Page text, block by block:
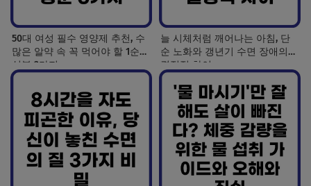
50대 여성 필수 영양제 추천, 수
많은 알약 속 꼭 먹어야 할 1순위
성분 3가지
늘 시체처럼 깨어나는 아침, 단
순 노화와 갱년기 수면 장애의
결정적 차이